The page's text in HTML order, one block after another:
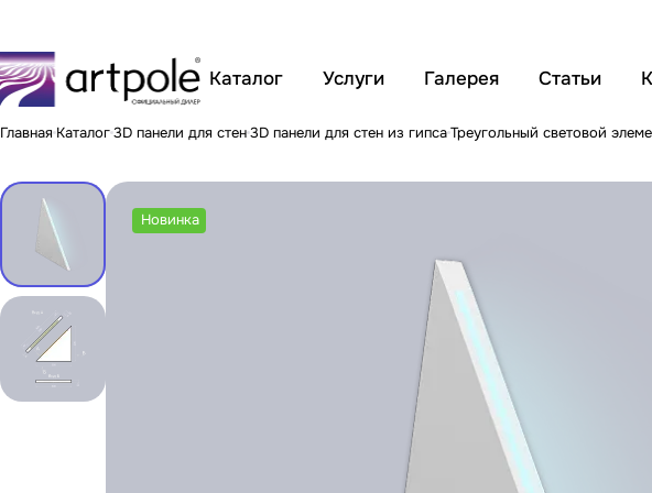
Каталог Услуги Галерея Статьи
Главная Каталог3D панели для стен3D панели для стен из гипсаТреугольный световой
Новинка